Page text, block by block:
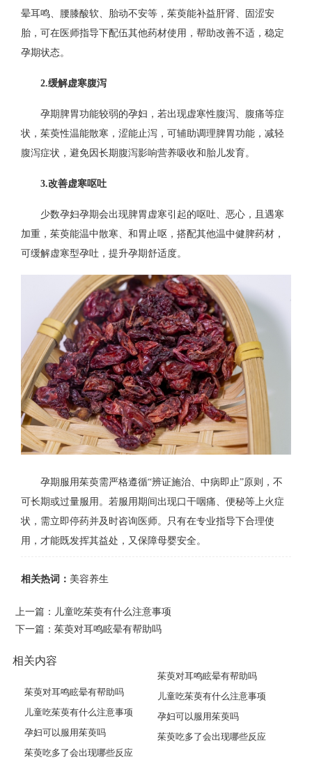
晕耳鸣、腰膝酸软、胎动不安等，茱萸能补益肝肾、固涩安
胎，可在医师指导下配伍其他药材使用，帮助改善不适，稳定
孕期状态。
2.缓解虚寒腹泻
孕期脾胃功能较弱的孕妇，若出现虚寒性腹泻、腹痛等症
状，茱萸性温能散寒，涩能止泻，可辅助调理脾胃功能，减轻
腹泻症状，避免因长期腹泻影响营养吸收和胎儿发育。
3.改善虚寒呕吐
少数孕妇孕期会出现脾胃虚寒引起的呕吐、恶心，且遇寒
加重，茱萸能温中散寒、和胃止呕，搭配其他温中健脾药材，
可缓解虚寒型孕吐，提升孕期舒适度。
孕期服用茱萸需严格遵循“辨证施治、中病即止”原则，不
可长期或过量服用。若服用期间出现口干咽痛、便秘等上火症
状，需立即停药并及时咨询医师。只有在专业指导下合理使
用，才能既发挥其益处，又保障母婴安全。
相关热词： 美容养生
上一篇： 儿童吃茱萸有什么注意事项
下一篇：茱萸对耳鸣眩晕有帮助吗
相关内容
茱萸对耳鸣眩晕有帮助吗
儿童吃茱萸有什么注意事项
孕妇可以服用茱萸吗
茱萸吃多了会出现哪些反应
茱萸对耳鸣眩晕有帮助吗
儿童吃茱萸有什么注意事项
孕妇可以服用茱萸吗
茱萸吃多了会出现哪些反应